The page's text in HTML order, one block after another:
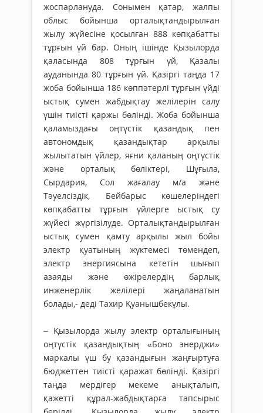
жоспарлануда. Сонымен қатар, жалпы
облыс бойынша орталықтандырылған
жылу жүйесіне қосылған 888 көпқабатты
тұрғын үй бар. Оның ішінде Қызылорда
қаласында 808 тұрғын үй, Қазалы
ауданында 80 тұрғын үй. Қазіргі таңда 17
жоба бойынша 186 көппәтерлі тұрғын үйді
ыстық сумен жабдықтау желілерін салу
үшін тиісті қаржы бөлінді. Жоба бойынша
қаламыздағы оңтүстік қазандық пен
автономдық қазандықтар арқылы
жылытатын үйлер, яғни қаланың оңтүстік
және орталық бөліктері, Шұғыла,
Сырдария, Сол жағалау м/а және
Тәуелсіздік, Бейбарыс көшелеріндегі
көпқабатты тұрғын үйлерге ыстық су
жүйесі жүргізілуде. Орталықтандырылған
ыстық сумен қамту арқылы жыл бойы
электр қуатының жүктемесі төмендеп,
электр энергиясына кететін шығып
азаяды және өжірелердің барлық
инженерлік желілері жаңаланатын
болады,- деді Тахир Қуанышбекұлы.
– Қызылорда жылу электр орталығының
оңтүстік қазандықтың «Боно энерджи»
маркалы үш бу қазандығын жаңғыртуға
бюджеттен тиісті қаражат бөлінді. Қазіргі
таңда мердігер мекеме анықталып,
қажетті құрал-жабдықтарға тапсырыс